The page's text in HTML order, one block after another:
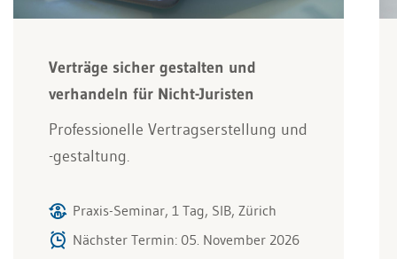
Verträge sicher gestalten und
verhandeln für Nicht-Juristen
Professionelle Vertragserstellung und
-gestaltung.
Praxis-Seminar, 1 Tag, SIB, Zürich
Nächster Termin: 05. November 2026